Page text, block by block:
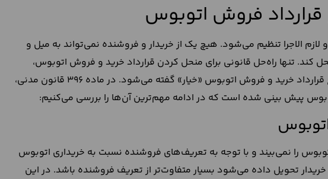
فروش اتوبوس
الاجرا تنظیم می‌شود. هیچ یک از خریدار و فروشنده نمی‌تواند به میل و
کند. تنها راه‌حل قانونی برای منحل کردن قرارداد خرید و فروش اتوبوس،
فسخ آن است. در اصطلاح قانونی به موارد فسخ قرارداد خرید و فروش اتوبوس «خیار» گفته می‌شود. در ماده 396 قانون مدنی،
را نمی‌بیند و با توجه به تعریف‌های فروشنده نسبت به خریداری اتوبوس
تحویل داده می‌شود بسیار متفاوت‌تر از تعریف فروشنده باشد. در این